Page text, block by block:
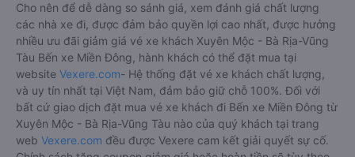
Cho nên để dễ dàng so sánh giá, xem đánh giá chất lượng
các nhà xe đi, được đảm bảo quyền lợi cao nhất, được hưởng
nhiều ưu đãi giảm giá vé xe khách Xuyên Mộc - Bà Rịa-Vũng
Tàu Bến xe Miền Đông, hành khách có thể đặt mua tại
website Vexere.com- Hệ thống đặt vé xe khách chất lượng,
và uy tín nhất tại Việt Nam, đảm bảo giữ chỗ 100%. Đối với
bất cứ giao dịch đặt mua vé xe khách đi Bến xe Miền Đông từ
Xuyên Mộc - Bà Rịa-Vũng Tàu nào của quý khách tại trang
web Vexere.com đều được Vexere cam kết giải quyết sự cố.